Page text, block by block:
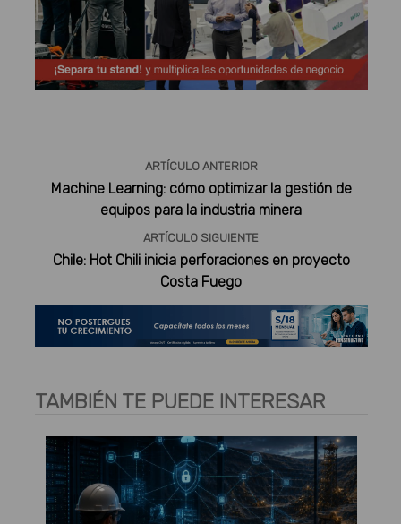
ARTÍCULO ANTERIOR
Machine Learning: cómo optimizar la gestión de
equipos para la industria minera
ARTÍCULO SIGUIENTE
Chile: Hot Chili inicia perforaciones en proyecto
Costa Fuego
TAMBIÉN TE PUEDE INTERESAR